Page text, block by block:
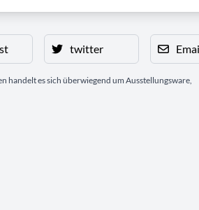
twitter
handelt es sich überwiegend um Ausstellungsware,